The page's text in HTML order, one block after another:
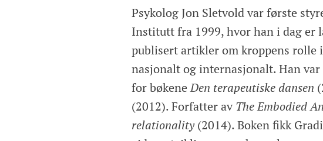
Psykolog Jon Sletvold var første
Institutt fra 1999, hvor han i dag
publisert artikler om kroppens rolle
nasjonalt og internasjonalt. Han
for bøkeneDen terapeutiske dansen
(2012). Forfatter avThe Embodied
relationality(2014). Boken fikk